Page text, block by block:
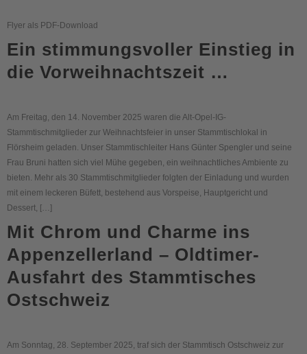
Flyer als PDF-Download
Ein stimmungsvoller Einstieg in
die Vorweihnachtszeit …
Am Freitag, den 14. November 2025 waren die Alt-Opel-IG-
Stammtischmitglieder zur Weihnachtsfeier in unser Stammtischlokal in
Flörsheim geladen. Unser Stammtischleiter Hans Günter Spengler und seine
Frau Bruni hatten sich viel Mühe gegeben, ein weihnachtliches Ambiente zu
bieten. Mehr als 30 Stammtischmitglieder folgten der Einladung und wurden
mit einem leckeren Büfett, bestehend aus Vorspeise, Hauptgericht und
Dessert, […]
Mit Chrom und Charme ins
Appenzellerland – Oldtimer-
Ausfahrt des Stammtisches
Ostschweiz
Am Sonntag, 28. September 2025, traf sich der Stammtisch Ostschweiz zur